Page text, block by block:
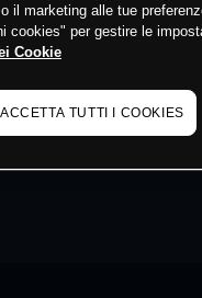
il marketing alle tue
per gestire le
Cookie
ACCETTA TUTTI I COOKIES